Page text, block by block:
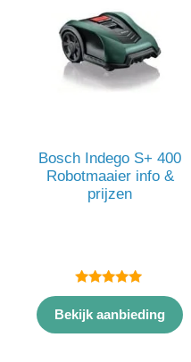
Bosch Indego S+ 400
Robotmaaier info &
prijzen
5.00
van 5
Bekijk aanbieding